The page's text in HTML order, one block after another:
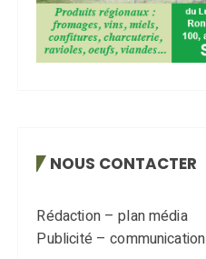
NOUS CONTACTER
Rédaction – plan média
Publicité – communication